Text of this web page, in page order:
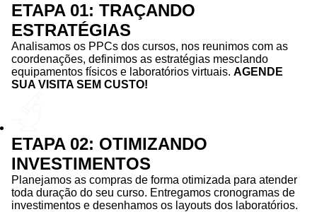
ETAPA 01: TRAÇANDO
ESTRATÉGIAS
Analisamos os PPCs dos cursos, nos reunimos com as
coordenações, definimos as estratégias mesclando
equipamentos físicos e laboratórios virtuais. AGENDE
SUA VISITA SEM CUSTO!
ETAPA 02: OTIMIZANDO
INVESTIMENTOS
Planejamos as compras de forma otimizada para atender
toda duração do seu curso. Entregamos cronogramas de
investimentos e desenhamos os layouts dos laboratórios.